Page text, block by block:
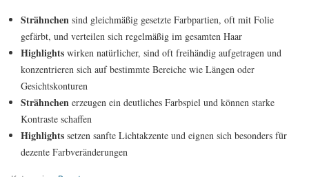
Strähnchen sind gleichmäßig gesetzte Farbpartien, oft mit Folie
gefärbt, und verteilen sich regelmäßig im gesamten Haar
Highlights wirken natürlicher, sind oft freihändig aufgetragen und
konzentrieren sich auf bestimmte Bereiche wie Längen oder
Gesichtskonturen
Strähnchen erzeugen ein deutliches Farbspiel und können starke
Kontraste schaffen
Highlights setzen sanfte Lichtakzente und eignen sich besonders für
dezente Farbveränderungen